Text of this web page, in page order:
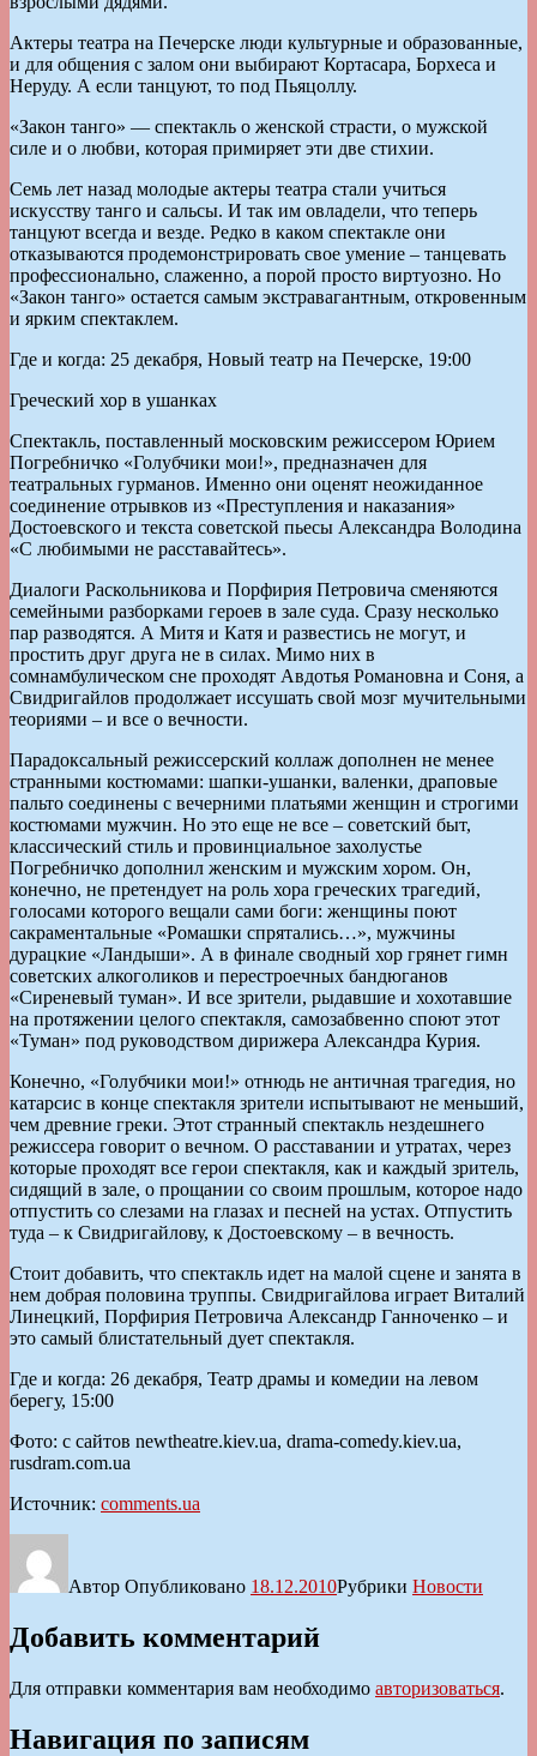
Актеры театра на Печерске люди культурные и образованные,
и для общения с залом они выбирают Кортасара, Борхеса и
Неруду. А если танцуют, то под Пьяцоллу.
«Закон танго» — спектакль о женской страсти, о мужской
силе и о любви, которая примиряет эти две стихии.
Семь лет назад молодые актеры театра стали учиться
искусству танго и сальсы. И так им овладели, что теперь
танцуют всегда и везде. Редко в каком спектакле они
отказываются продемонстрировать свое умение – танцевать
профессионально, слаженно, а порой просто виртуозно. Но
«Закон танго» остается самым экстравагантным, откровенным
и ярким спектаклем.
Где и когда: 25 декабря, Новый театр на Печерске, 19:00
Греческий хор в ушанках
Спектакль, поставленный московским режиссером Юрием
Погребничко «Голубчики мои!», предназначен для
театральных гурманов. Именно они оценят неожиданное
соединение отрывков из «Преступления и наказания»
Достоевского и текста советской пьесы Александра Володина
«С любимыми не расставайтесь».
Диалоги Раскольникова и Порфирия Петровича сменяются
семейными разборками героев в зале суда. Сразу несколько
пар разводятся. А Митя и Катя и развестись не могут, и
простить друг друга не в силах. Мимо них в
сомнамбулическом сне проходят Авдотья Романовна и Соня, а
Свидригайлов продолжает иссушать свой мозг мучительными
теориями – и все о вечности.
Парадоксальный режиссерский коллаж дополнен не менее
странными костюмами: шапки-ушанки, валенки, драповые
пальто соединены с вечерними платьями женщин и строгими
костюмами мужчин. Но это еще не все – советский быт,
классический стиль и провинциальное захолустье
Погребничко дополнил женским и мужским хором. Он,
конечно, не претендует на роль хора греческих трагедий,
голосами которого вещали сами боги: женщины поют
сакраментальные «Ромашки спрятались…», мужчины
дурацкие «Ландыши». А в финале сводный хор грянет гимн
советских алкоголиков и перестроечных бандюганов
«Сиреневый туман». И все зрители, рыдавшие и хохотавшие
на протяжении целого спектакля, самозабвенно споют этот
«Туман» под руководством дирижера Александра Курия.
Конечно, «Голубчики мои!» отнюдь не античная трагедия, но
катарсис в конце спектакля зрители испытывают не меньший,
чем древние греки. Этот странный спектакль нездешнего
режиссера говорит о вечном. О расставании и утратах, через
которые проходят все герои спектакля, как и каждый зритель,
сидящий в зале, о прощании со своим прошлым, которое надо
отпустить со слезами на глазах и песней на устах. Отпустить
туда – к Свидригайлову, к Достоевскому – в вечность.
Стоит добавить, что спектакль идет на малой сцене и занята в
нем добрая половина труппы. Свидригайлова играет Виталий
Линецкий, Порфирия Петровича Александр Ганноченко – и
это самый блистательный дует спектакля.
Где и когда: 26 декабря, Театр драмы и комедии на левом
берегу, 15:00
Фото: с сайтов newtheatre.kiev.ua, drama-comedy.kiev.ua,
rusdram.com.ua
Источник: comments.ua
Автор Опубликовано 18.12.2010Рубрики Новости
Добавить комментарий
Для отправки комментария вам необходимо авторизоваться.
Навигация по записям